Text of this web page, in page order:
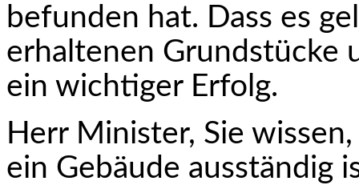
befunden hat. Dass es
erhaltenen Grundstücke
ein wichtiger Erfolg.
Herr Minister, Sie
ein Gebäude aus­ständig